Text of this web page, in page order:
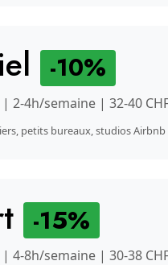
-10%
2-4h/semaine | 32-40
petits bureaux, studios Airbnb
-15%
4-8h/semaine | 30-38